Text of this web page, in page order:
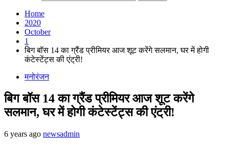
Home
2020
October
1
बिग बॉस 14 का ग्रैंड प्रीमियर आज शूट करेंगे सलमान, घर में होगी
कंटेस्टेंट्स की एंट्री!
मनोरंजन
बिग बॉस 14 का ग्रैंड प्रीमियर आज शूट करेंगे
सलमान, घर में होगी कंटेस्टेंट्स की एंट्री!
6 years ago newsadmin